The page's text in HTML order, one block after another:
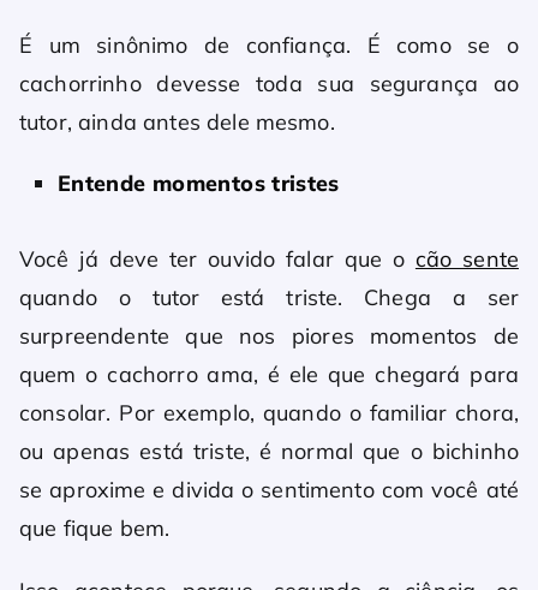
É um sinônimo de confiança. É como se o
cachorrinho devesse toda sua segurança ao
tutor, ainda antes dele mesmo.
Entende momentos tristes
Você já deve ter ouvido falar que o cão sente
quando o tutor está triste. Chega a ser
surpreendente que nos piores momentos de
quem o cachorro ama, é ele que chegará para
consolar. Por exemplo, quando o familiar chora,
ou apenas está triste, é normal que o bichinho
se aproxime e divida o sentimento com você até
que fique bem.